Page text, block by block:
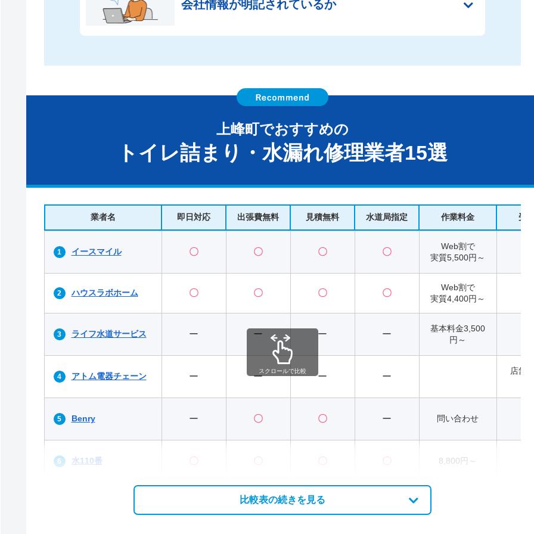
会社情報が明記されているか
上峰町でおすすめの
トイレ詰まり・水漏れ修理業者15選
業者名 即日対応 出張費無料 見積無料 水道局指定 作業料金 受
イースマイル 〇 〇 〇 〇
Web割で
実質5,500円～
ハウスラボホーム 〇 〇 〇 〇
Web割で
実質4,400円～
ライフ水道サービス ー ー ー ー
基本料金3,500
円～
アトム電器チェーン ー ー ー ー
店舗
Benry ー 〇 〇 ー 問い合わせ
水110番 〇 〇 〇 〇 8,800円～
スクロールで比較
比較表の続きを見る